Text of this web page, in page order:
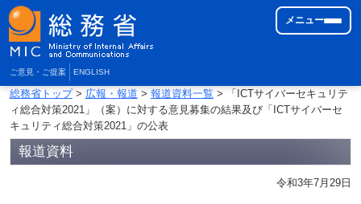
ご意見・ご提案 ENGLISH
メニュー
総務省トップ> 広報・報道 > 報道資料一覧> 「ICTサイバーセキュリテ
ィ総合対策2021」（案）に対する意見募集の結果及び「ICTサイバーセ
キュリティ総合対策2021」の公表
報道資料
令和3年7月29日